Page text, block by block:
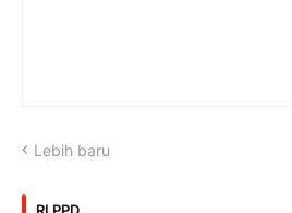
Lebih baru